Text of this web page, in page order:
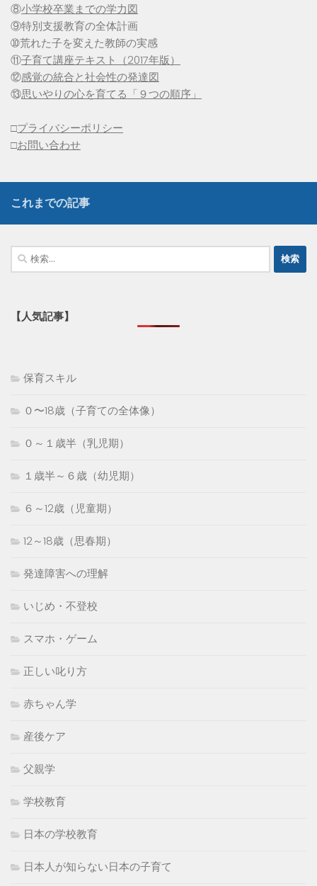
⑧小学校卒業までの学力図
⑨特別支援教育の全体計画
➉荒れた子を変えた教師の実感
⑪子育て講座テキスト（2017年版）
⑫感覚の統合と社会性の発達図
⑬思いやりの心を育てる「９つの順序」
□プライバシーポリシー
□お問い合わせ
これまでの記事
検
索:
【人気記事】
保育スキル
０〜18歳（子育ての全体像）
０～１歳半（乳児期）
１歳半～６歳（幼児期）
６～12歳（児童期）
12～18歳（思春期）
発達障害への理解
いじめ・不登校
スマホ・ゲーム
正しい叱り方
赤ちゃん学
産後ケア
父親学
学校教育
日本の学校教育
日本人が知らない日本の子育て